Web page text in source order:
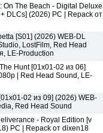
On The Beach - Digital Deluxe
DLCs] (2026) PC | Repack от
[S01] (2026) WEB-DL
LostFilm, Red Head
LE-Production
Hunt [01x01-02 из 06]
| Red Head Sound, LE-
02 из 09] (2026) WEB-
Red Head Sound
- Royal Edition [v
PC | Repack от dixen18